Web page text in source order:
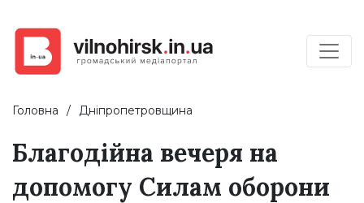
Головна Дніпропетровщина
Благодійна вечеря на
допомогу Силам оборони